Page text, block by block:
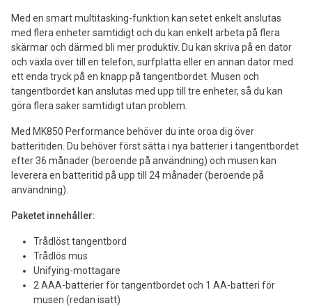
Med en smart multitasking-funktion kan setet enkelt anslutas
med flera enheter samtidigt och du kan enkelt arbeta på flera
skärmar och därmed bli mer produktiv. Du kan skriva på en dator
och växla över till en telefon, surfplatta eller en annan dator med
ett enda tryck på en knapp på tangentbordet. Musen och
tangentbordet kan anslutas med upp till tre enheter, så du kan
göra flera saker samtidigt utan problem.
Med MK850 Performance behöver du inte oroa dig över
batteritiden. Du behöver först sätta i nya batterier i tangentbordet
efter 36 månader (beroende på användning) och musen kan
leverera en batteritid på upp till 24 månader (beroende på
användning).
Paketet innehåller:
Trådlöst tangentbord
Trådlös mus
Unifying-mottagare
2 AAA-batterier för tangentbordet och 1 AA-batteri för
musen (redan isatt)